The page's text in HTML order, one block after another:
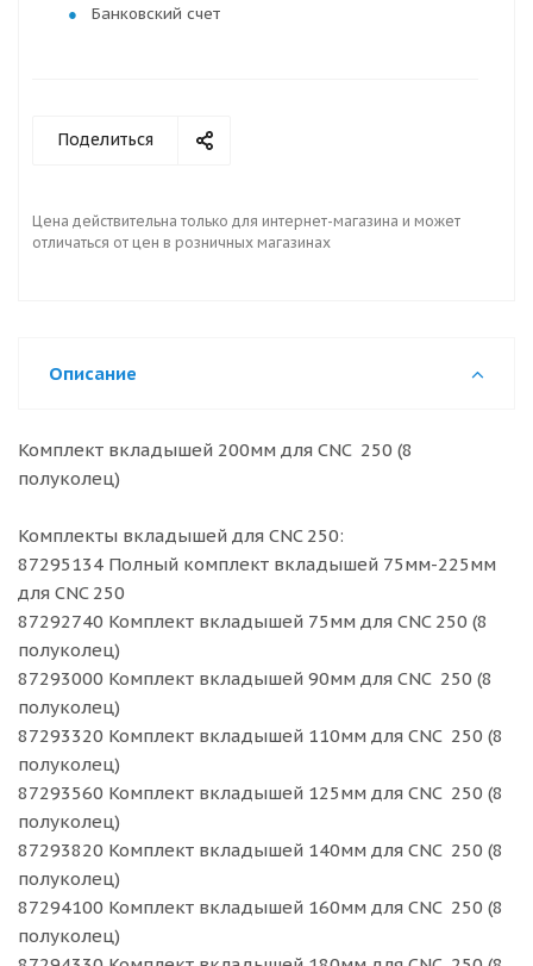
Банковский счет
Поделиться
Цена действительна только для интернет-магазина и может
отличаться от цен в розничных магазинах
Описание
Комплект вкладышей 200мм для CNC 250 (8
полуколец)
Комплекты вкладышей для CNC 250:
87295134 Полный комплект вкладышей 75мм-225мм
для CNC 250
87292740 Комплект вкладышей 75мм для CNC 250 (8
полуколец)
87293000 Комплект вкладышей 90мм для CNC 250 (8
полуколец)
87293320 Комплект вкладышей 110мм для CNC 250 (8
полуколец)
87293560 Комплект вкладышей 125мм для CNC 250 (8
полуколец)
87293820 Комплект вкладышей 140мм для CNC 250 (8
полуколец)
87294100 Комплект вкладышей 160мм для CNC 250 (8
полуколец)